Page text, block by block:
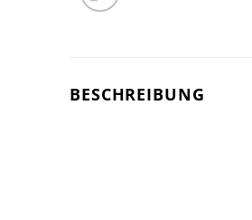
BESCHREIBUNG